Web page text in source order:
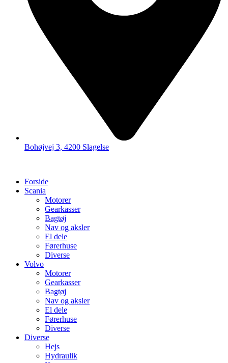
Bohøjvej 3, 4200 Slagelse
Forside
Scania
Motorer
Gearkasser
Bagtøj
Nav og aksler
El dele
Førerhuse
Diverse
Volvo
Motorer
Gearkasser
Bagtøj
Nav og aksler
El dele
Førerhuse
Diverse
Diverse
Hejs
Hydraulik